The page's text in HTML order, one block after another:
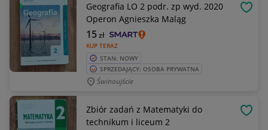
Geografia LO 2 podr. zp wyd. 2020
Operon Agnieszka Maląg
KUP TERAZ
15zł
STAN: NOWY
SPRZEDAJĄCY: OSOBA PRYWATNA
Świnoujście
Zbiór zadań z Matematyki do
technikum i liceum 2